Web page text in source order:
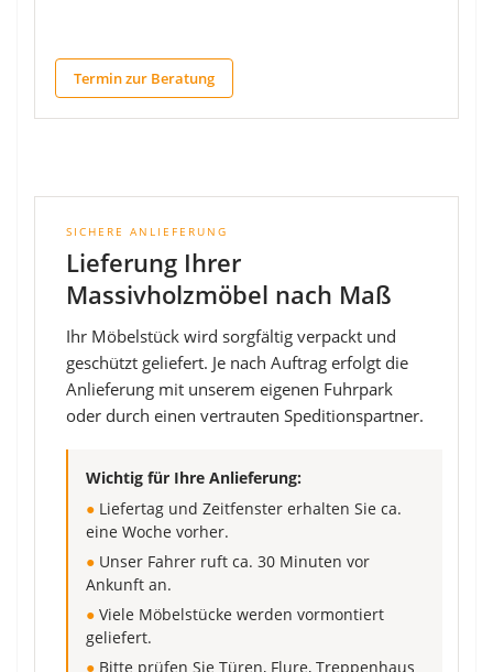
Termin zur Beratung
SICHERE ANLIEFERUNG
Lieferung Ihrer
Massivholzmöbel nach Maß
Ihr Möbelstück wird sorgfältig verpackt und
geschützt geliefert. Je nach Auftrag erfolgt die
Anlieferung mit unserem eigenen Fuhrpark
oder durch einen vertrauten Speditionspartner.
Wichtig für Ihre Anlieferung:
● Liefertag und Zeitfenster erhalten Sie ca.
eine Woche vorher.
● Unser Fahrer ruft ca. 30 Minuten vor
Ankunft an.
● Viele Möbelstücke werden vormontiert
geliefert.
● Bitte prüfen Sie Türen, Flure, Treppenhaus